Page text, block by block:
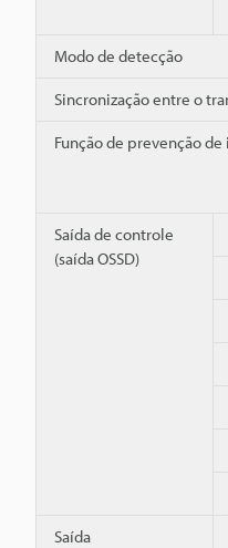
Modo de detecção
Sincronização entre o
Função de prevenção
Saída de controle
(saída OSSD)
Saída